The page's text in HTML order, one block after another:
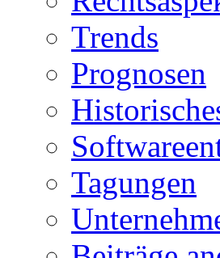
Trends
Prognosen
Tagungen